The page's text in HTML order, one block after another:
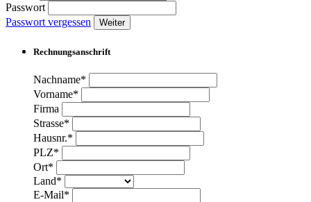
Passwort
Passwort vergessen
Weiter
Rechnungsanschrift
Nachname*
Vorname*
Firma
Strasse*
Hausnr.*
PLZ*
Ort*
Land*
E-Mail*